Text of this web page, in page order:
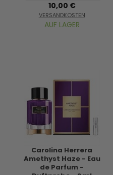
10,00 €
VERSANDKOSTEN
AUF LAGER
Carolina Herrera
Amethyst Haze - Eau
de Parfum -